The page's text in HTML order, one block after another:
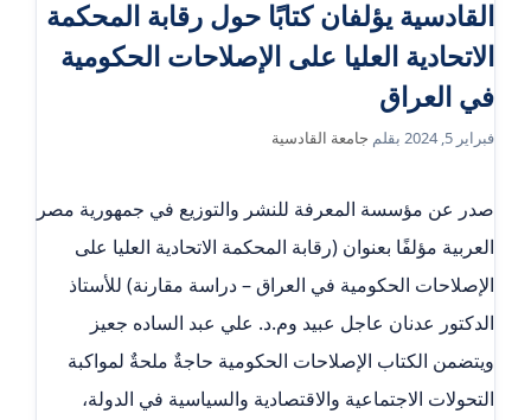
القادسية يؤلفان كتابًا حول رقابة المحكمة
الاتحادية العليا على الإصلاحات الحكومية
في العراق
فبراير 5, 2024 بقلم جامعة القادسية
صدر عن مؤسسة المعرفة للنشر والتوزيع في جمهورية مصر
العربية مؤلفًا بعنوان (رقابة المحكمة الاتحادية العليا على
الإصلاحات الحكومية في العراق – دراسة مقارنة) للأستاذ
الدكتور عدنان عاجل عبيد وم.د. علي عبد الساده جعيز
ويتضمن الكتاب الإصلاحات الحكومية حاجةٌ ملحةٌ لمواكبة
التحولات الاجتماعية والاقتصادية والسياسية في الدولة،